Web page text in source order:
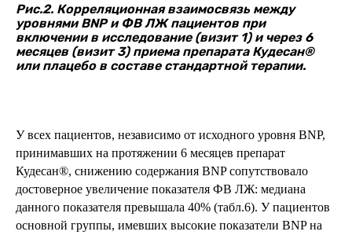
Рис.2. Корреляционная взаимосвязь между
уровнями BNP и ФВ ЛЖ пациентов при
включении в исследование (визит 1) и через 6
месяцев (визит 3) приема препарата Кудесан®
или плацебо в составе стандартной терапии.
У всех пациентов, независимо от исходного уровня BNP,
принимавших на протяжении 6 месяцев препарат
Кудесан®, снижению содержания BNP сопутствовало
достоверное увеличение показателя ФВ ЛЖ: медиана
данного показателя превышала 40% (табл.6). У пациентов
основной группы, имевших высокие показатели BNP на